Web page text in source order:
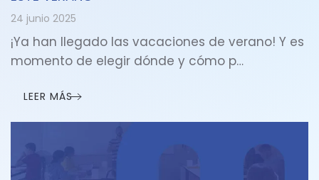
24 junio 2025
¡Ya han llegado las vacaciones de verano! Y es
momento de elegir dónde y cómo p…
LEER MÁS